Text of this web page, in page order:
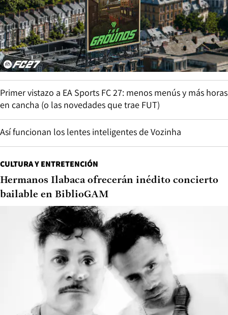
Primer vistazo a EA Sports FC 27: menos menús y más horas
en cancha (o las novedades que trae FUT)
Así funcionan los lentes inteligentes de Vozinha
CULTURA Y ENTRETENCIÓN
Hermanos Ilabaca ofrecerán inédito concierto
bailable en BiblioGAM